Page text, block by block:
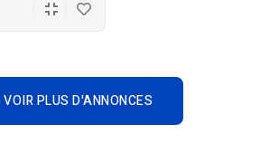
VOIR PLUS D'ANNONCES